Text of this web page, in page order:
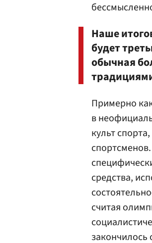
Наше
будет
обычная
Примерно
в
культ
средства,
считая
закончилось